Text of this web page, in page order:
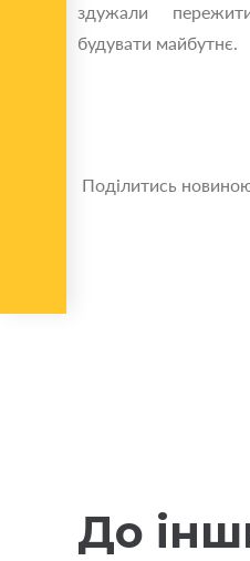
здужали
будувати майбутнє.
Поділитись
До